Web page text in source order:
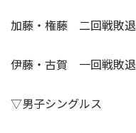
加藤・権藤 二回戦敗退
伊藤・古賀 一回戦敗退
▽男子シングルス